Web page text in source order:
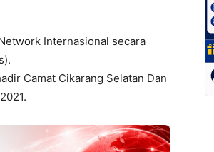
Internasional secara
Camat Cikarang Selatan Dan